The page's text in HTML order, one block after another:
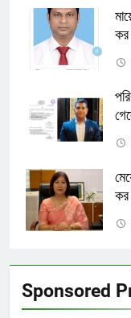
কর
কর
Sponsored